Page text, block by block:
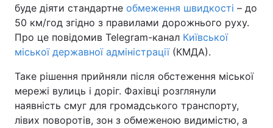
буде діяти стандартне обмеження швидкості – до
50 км/год згідно з правилами дорожнього руху.
Про це повідомив Telegram-канал Київської
міської державної адміністрації(КМДА).
Таке рішення прийняли після обстеження міської
мережі вулиць і доріг. Фахівці розглянули
наявність смуг для громадського транспорту,
лівих поворотів, зон з обмеженою видимістю, а